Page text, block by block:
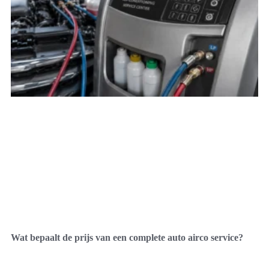
Wat bepaalt de prijs van een complete auto airco service?